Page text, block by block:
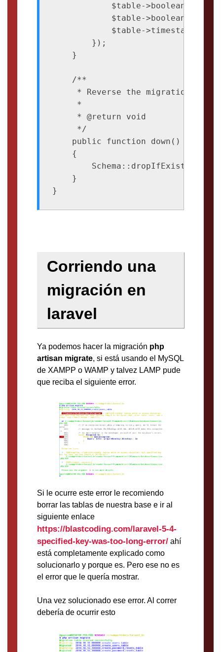
$table-
$table-
            $table->timestamps();
        });
    }
    /**
     * Reverse the migrations.
     *
     * @return void
     */
    public function down()
    {
    }
Corriendo una
migración en
laravel
Ya podemos hacer la migración php
artisan migrate, si está usando el MySQL
de XAMPP o WAMP y talvez LAMP pude
que reciba el siguiente error.
Si le ocurre este error le recomiendo
borrar las tablas de nuestra base e ir al
siguiente enlace
https://blastcoding.com/laravel-5-4-
specified-key-was-too-long-error/ ahí
está completamente explicado como
solucionarlo y porque es. Pero ese no es
el error que le quería mostrar.
Una vez solucionado ese error. Al correr
debería de ocurrir esto